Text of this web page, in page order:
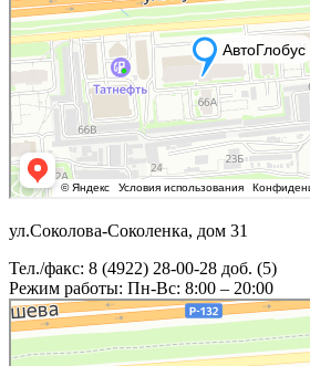
ул.Соколова-Соколенка, дом 31
Тел./факс: 8 (4922) 28-00-28 доб. (5)
Режим работы: Пн-Вс: 8:00 – 20:00